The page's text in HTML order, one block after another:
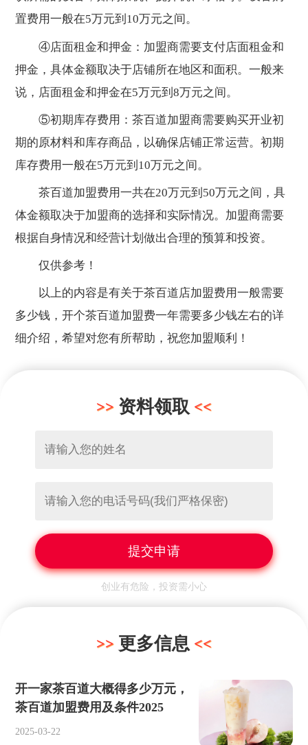
置费用一般在5万元到10万元之间。
④店面租金和押金：加盟商需要支付店面租金和
押金，具体金额取决于店铺所在地区和面积。一般来
说，店面租金和押金在5万元到8万元之间。
⑤初期库存费用：茶百道加盟商需要购买开业初
期的原材料和库存商品，以确保店铺正常运营。初期
库存费用一般在5万元到10万元之间。
茶百道加盟费用一共在20万元到50万元之间，具
体金额取决于加盟商的选择和实际情况。加盟商需要
根据自身情况和经营计划做出合理的预算和投资。
仅供参考！
以上的内容是有关于茶百道店加盟费用一般需要
多少钱，开个茶百道加盟费一年需要多少钱左右的详
细介绍，希望对您有所帮助，祝您加盟顺利！
资料领取
创业有危险，投资需小心
更多信息
开一家茶百道大概得多少万元，
茶百道加盟费用及条件2025
2025-03-22